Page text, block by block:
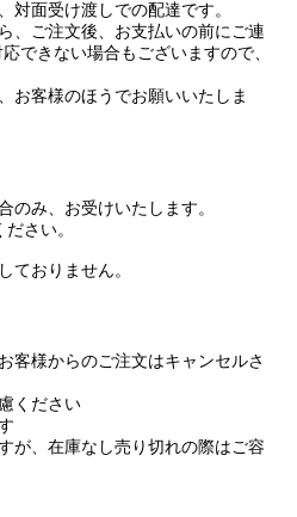
対面受け渡しでの配達です。
、ご注文後、お支払いの前にご連
できない場合もございますので、
お客様のほうでお願いいたしま
のみ、お受けいたします。
さい。
ておりません。
客様からのご注文はキャンセルさ
ください
が、在庫なし売り切れの際はご容